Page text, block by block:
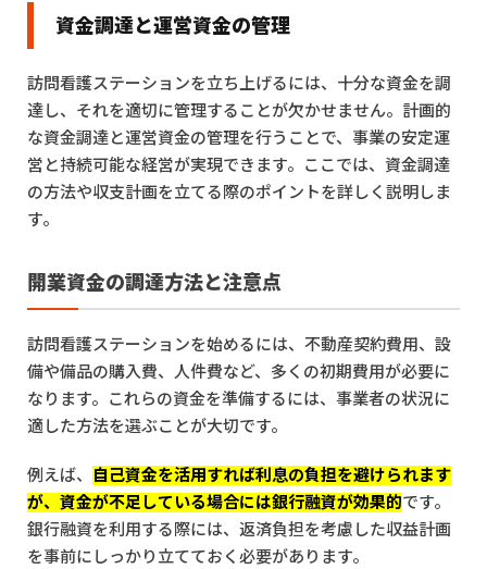
資金調達と運営資金の管理
訪問看護ステーションを立ち上げるには、十分な資金を調
達し、それを適切に管理することが欠かせません。計画的
な資金調達と運営資金の管理を行うことで、事業の安定運
営と持続可能な経営が実現できます。ここでは、資金調達
の方法や収支計画を立てる際のポイントを詳しく説明しま
す。
開業資金の調達方法と注意点
訪問看護ステーションを始めるには、不動産契約費用、設
備や備品の購入費、人件費など、多くの初期費用が必要に
なります。これらの資金を準備するには、事業者の状況に
適した方法を選ぶことが大切です。
例えば、
自己資金を活用すれば利息の負担を避けられます
が、資金が不足している場合には銀行融資が効果的です。
銀行融資を利用する際には、返済負担を考慮した収益計画
を事前にしっかり立てておく必要があります。